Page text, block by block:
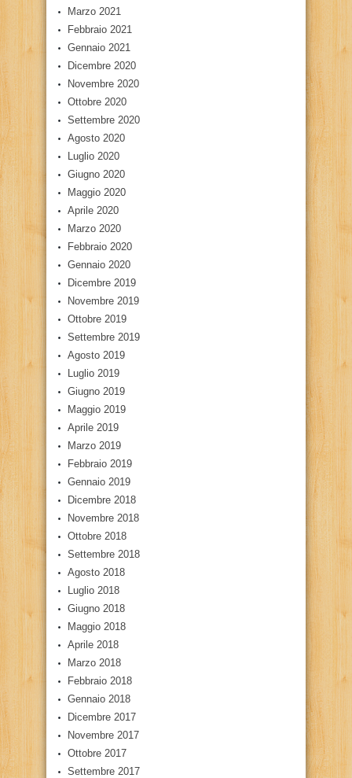
Marzo 2021
Febbraio 2021
Gennaio 2021
Dicembre 2020
Novembre 2020
Ottobre 2020
Settembre 2020
Agosto 2020
Luglio 2020
Giugno 2020
Maggio 2020
Aprile 2020
Marzo 2020
Febbraio 2020
Gennaio 2020
Dicembre 2019
Novembre 2019
Ottobre 2019
Settembre 2019
Agosto 2019
Luglio 2019
Giugno 2019
Maggio 2019
Aprile 2019
Marzo 2019
Febbraio 2019
Gennaio 2019
Dicembre 2018
Novembre 2018
Ottobre 2018
Settembre 2018
Agosto 2018
Luglio 2018
Giugno 2018
Maggio 2018
Aprile 2018
Marzo 2018
Febbraio 2018
Gennaio 2018
Dicembre 2017
Novembre 2017
Ottobre 2017
Settembre 2017